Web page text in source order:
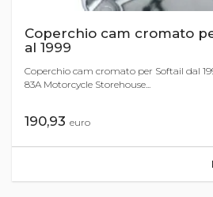
Coperchio cam cromato
al 1999
Coperchio cam cromato per Softail dal
83A Motorcycle Storehouse...
190,93 euro